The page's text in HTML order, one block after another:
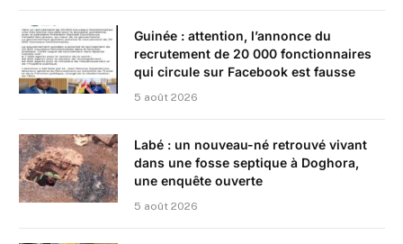
Guinée : attention, l’annonce du
recrutement de 20 000 fonctionnaires
qui circule sur Facebook est fausse
5 août 2026
Labé : un nouveau-né retrouvé vivant
dans une fosse septique à Doghora,
une enquête ouverte
5 août 2026